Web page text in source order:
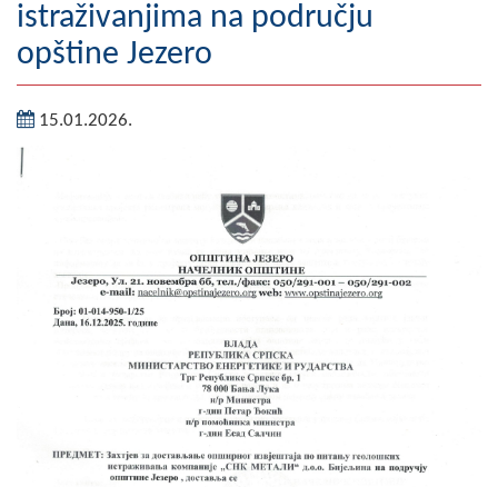
Fotogalerija
NAČELNIK
O Načelniku
Izvještaj o radu načelnika
SKUPŠTINA
Statut Opštine
Skupštinsko vijeće opštine jezero
Sastav Skupštine
Službeni Glasnici
istraživanjima na području
opštine Jezero
15.01.2026.